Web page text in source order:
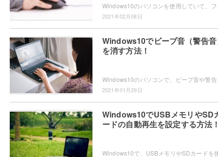
2021年02月08日
Windows10でビープ音（警告
を消す方法！
Windows10のパソコンで、ビープ音
2021年01月29日
Windows10でUSBメモリやSD
ードの自動再生を設定する方法